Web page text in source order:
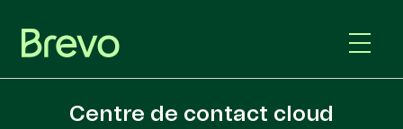
Centre de contact cloud